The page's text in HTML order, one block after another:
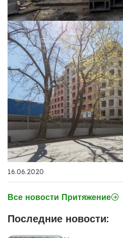
16.06.2020
Все новости Притяжение
Последние новости: